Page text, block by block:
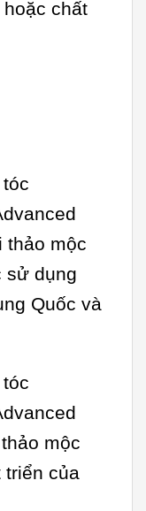
chất
thảo mộc
sử dụng
Quốc và
mộc
triển của